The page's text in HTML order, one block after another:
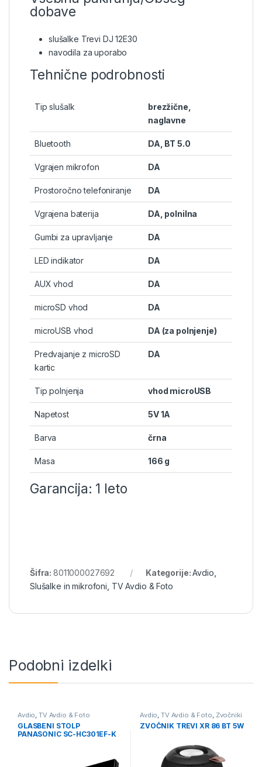
dobave
slušalke Trevi DJ 12E30
navodila za uporabo
Tehnične podrobnosti
Tip slušalk
brezžične,
naglavne
Bluetooth DA, BT 5.0
Vgrajen mikrofon DA
Prostoročno telefoniranje DA
Vgrajena baterija DA, polnilna
Gumbi za upravljanje DA
LED indikator DA
AUX vhod DA
microSD vhod DA
microUSB vhod DA (za polnjenje)
Predvajanje z microSD
kartic
DA
Tip polnjenja vhod microUSB
Napetost 5V 1A
Barva črna
Masa 166 g
Garancija: 1 leto
Šifra:8011000027692 Kategorije:Avdio
Slušalke in mikrofoni TV Avdio & Foto
Podobni izdelki
Avdio,TV Avdio & Foto
GLASBENI STOLP
PANASONIC SC-HC301EF-K
Avdio,TV Avdio & Foto, Zvočniki
ZVOČNIK TREVI XR 86 BT 5W